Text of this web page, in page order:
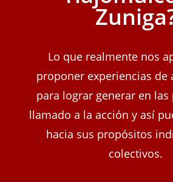
Lo que realmente nos
proponer experiencias de
para lograr generar en las
llamado a la acción y así
hacia sus propósitos
colectivos.